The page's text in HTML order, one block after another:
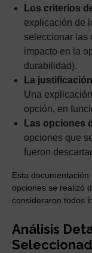
Los criterios
explicación de
seleccionar las
impacto en la
durabilidad).
La
Una
opción, en
Las opciones
opciones que
fueron
Esta
opciones se realizó
consideraron todos
Análisis